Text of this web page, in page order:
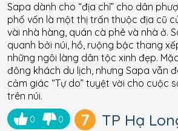
Sapa dành cho “địa chỉ” cho dân
phố vốn là một thị trấn thuộc địa cũ
vài nhà hàng, quán cà phê và nhà ở.
quanh bởi núi, hồ, ruộng bậc thang
những ngôi làng dân tộc xinh đẹp.
đông khách du lịch, nhưng Sapa vẫn
cảm giác “Tự do” tuyệt vời cho cuộc
trên núi.
0 0 7 TP Hạ